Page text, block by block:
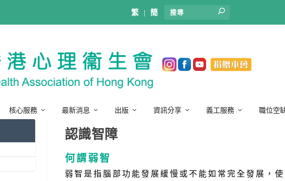
繁 |簡
核心服務 最新消息 出版 資訊分享 義工服務 職位空
認識智障
何謂弱智
弱智是指腦部功能發展緩慢或不能如常完全發展，